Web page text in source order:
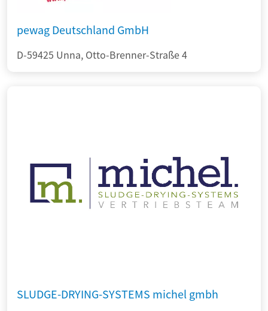
pewag Deutschland GmbH
D-59425 Unna, Otto-Brenner-Straße 4
SLUDGE-DRYING-SYSTEMS michel gmbh